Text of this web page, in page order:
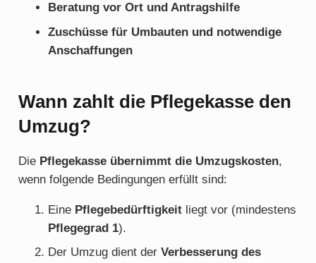
Beratung vor Ort und Antragshilfe
Zuschüsse für Umbauten und notwendige
Anschaffungen
Wann zahlt die Pflegekasse den
Umzug?
Die Pflegekasse übernimmt die Umzugskosten,
wenn folgende Bedingungen erfüllt sind:
Eine Pflegebedürftigkeit liegt vor (mindestens
Pflegegrad 1).
Der Umzug dient der Verbesserung des